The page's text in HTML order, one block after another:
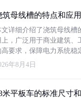
筑母线槽的特点和应
文详细介绍了浇筑母线槽
上，广泛用于商业建筑、
高要求，保障电力系统稳
年8月4日
米平板车的标准尺寸